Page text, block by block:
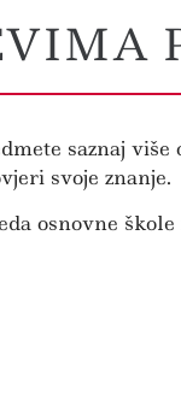
saznaj
svoje znanje.
osnovne